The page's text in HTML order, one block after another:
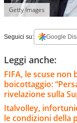
Getty Images
Seguici su: Google
Leggi anche:
FIFA, le scuse non
boicottaggio:
rivelazione sulla
Italvolley,
le condizioni della